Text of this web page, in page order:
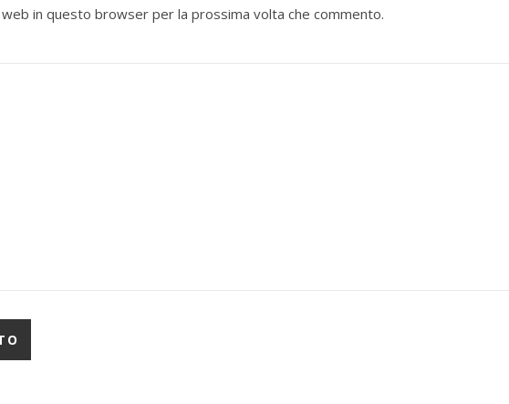
in questo browser per la prossima volta che commento.